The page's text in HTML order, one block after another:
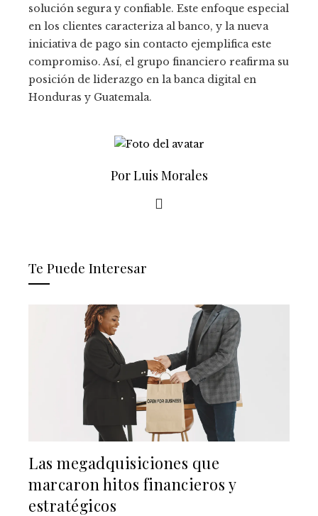
solución segura y confiable. Este enfoque especial
en los clientes caracteriza al banco, y la nueva
iniciativa de pago sin contacto ejemplifica este
compromiso. Así, el grupo financiero reafirma su
posición de liderazgo en la banca digital en
Honduras y Guatemala.
Por Luis Morales
Te Puede Interesar
Las megadquisiciones que
marcaron hitos financieros y
estratégicos